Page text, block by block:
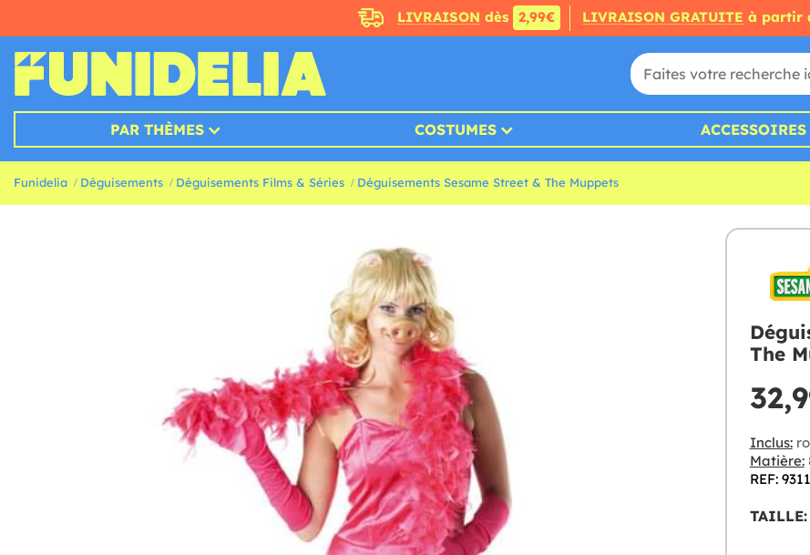
LIVRAISON dès 2,99€ LIVRAISON GRATUITE à partir
PAR THÈMES COSTUMES ACCESSOIRES
Funidelia Déguisements Déguisements Films & Séries Déguisements Sesame Street & The Muppets
The
Inclus:
Matière:
REF:
TAILLE: